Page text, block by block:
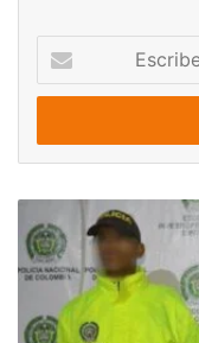
correo
corta
el
cuello
su